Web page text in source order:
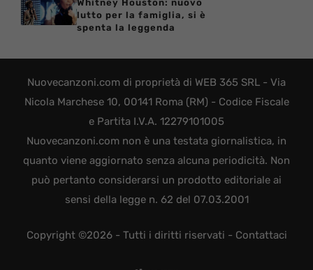
Whitney Houston: nuovo
lutto per la famiglia, si è
spenta la leggenda
Nuovecanzoni.com di proprietà di WEB 365 SRL - Via
Nicola Marchese 10, 00141 Roma (RM) - Codice Fiscale
e Partita I.V.A. 12279101005
Nuovecanzoni.com non è una testata giornalistica, in
quanto viene aggiornato senza alcuna periodicità. Non
può pertanto considerarsi un prodotto editoriale ai
sensi della legge n. 62 del 07.03.2001
Copyright ©2026 - Tutti i diritti riservati - Contattaci